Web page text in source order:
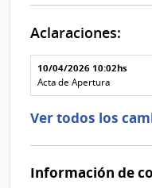
Aclaraciones:
Aclaraciones del
Fecha y
texto de
la
Archivo
de la
10/04/2026 10:02hs
Acta de Apertura
Ver todos los
Información de